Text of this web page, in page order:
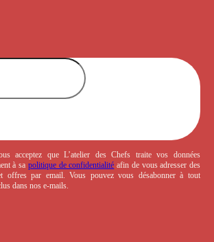
acceptez que L’atelier des Chefs traite vos données
à sa politique de confidentialité afin de vous adresser des
offres par email. Vous pouvez vous désabonner à tout
dans nos e-mails.